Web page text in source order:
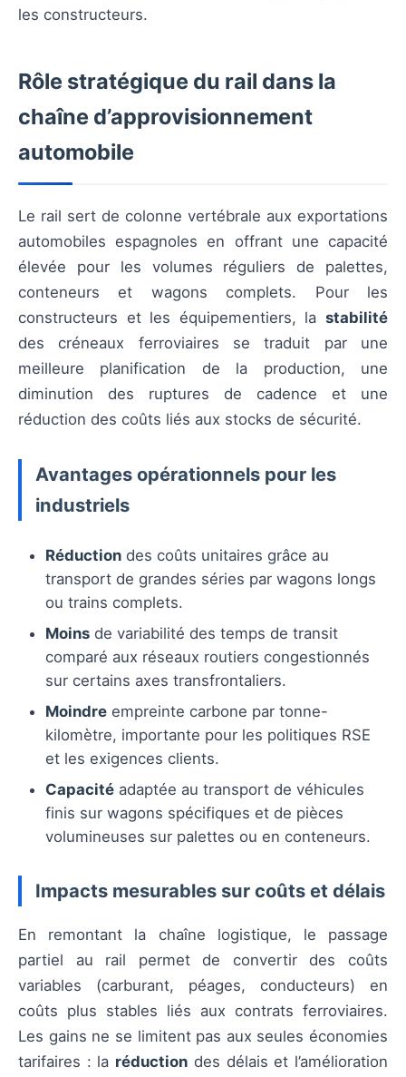
les constructeurs.
Rôle stratégique du rail dans la
chaîne d’approvisionnement
automobile
Le rail sert de colonne vertébrale aux exportations
automobiles espagnoles en offrant une capacité
élevée pour les volumes réguliers de palettes,
conteneurs et wagons complets. Pour les
constructeurs et les équipementiers, la stabilité
des créneaux ferroviaires se traduit par une
meilleure planification de la production, une
diminution des ruptures de cadence et une
réduction des coûts liés aux stocks de sécurité.
Avantages opérationnels pour les
industriels
Réduction des coûts unitaires grâce au
transport de grandes séries par wagons longs
ou trains complets.
Moins de variabilité des temps de transit
comparé aux réseaux routiers congestionnés
sur certains axes transfrontaliers.
Moindre empreinte carbone par tonne-
kilomètre, importante pour les politiques RSE
et les exigences clients.
Capacité adaptée au transport de véhicules
finis sur wagons spécifiques et de pièces
volumineuses sur palettes ou en conteneurs.
Impacts mesurables sur coûts et délais
En remontant la chaîne logistique, le passage
partiel au rail permet de convertir des coûts
variables (carburant, péages, conducteurs) en
coûts plus stables liés aux contrats ferroviaires.
Les gains ne se limitent pas aux seules économies
tarifaires : la réduction des délais et l’amélioration